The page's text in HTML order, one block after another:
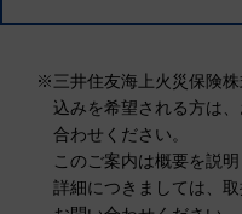
※三井住友海上火災保険
込みを希望される方は
合わせください。
このご案内は概要を説明
詳細につきましては、